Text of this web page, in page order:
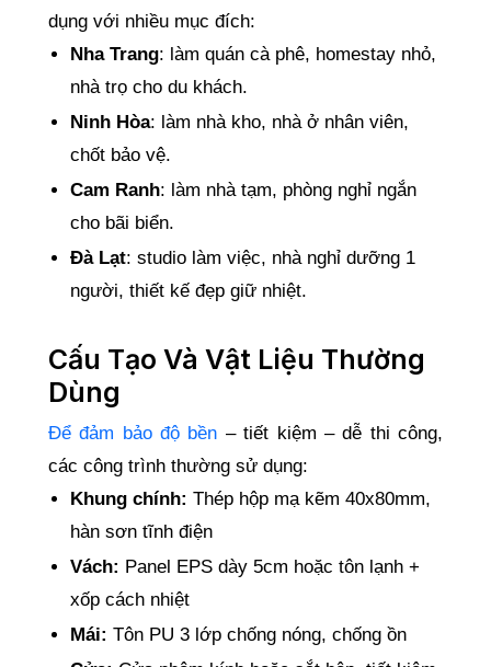
dụng với nhiều mục đích:
Nha Trang: làm quán cà phê, homestay nhỏ,
nhà trọ cho du khách.
Ninh Hòa: làm nhà kho, nhà ở nhân viên,
chốt bảo vệ.
Cam Ranh: làm nhà tạm, phòng nghỉ ngắn
cho bãi biển.
Đà Lạt: studio làm việc, nhà nghỉ dưỡng 1
người, thiết kế đẹp giữ nhiệt.
Cấu Tạo Và Vật Liệu Thường
Dùng
Để đảm bảo độ bền – tiết kiệm – dễ thi công,
các công trình thường sử dụng:
Khung chính: Thép hộp mạ kẽm 40x80mm,
hàn sơn tĩnh điện
Vách: Panel EPS dày 5cm hoặc tôn lạnh +
xốp cách nhiệt
Mái: Tôn PU 3 lớp chống nóng, chống ồn